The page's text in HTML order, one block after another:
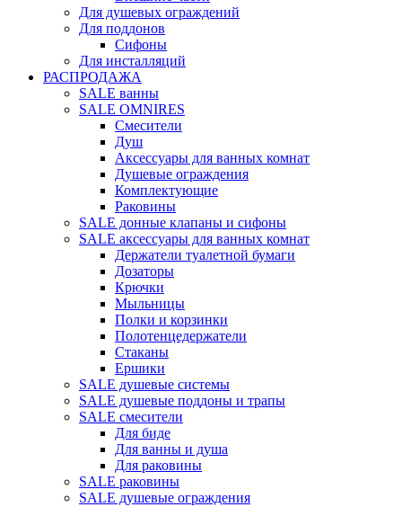
Для душевых ограждений
Для поддонов
Сифоны
Для инсталляций
РАСПРОДАЖА
SALE ванны
SALE OMNIRES
Смесители
Душ
Аксессуары для ванных комнат
Душевые ограждения
Комплектующие
Раковины
SALE донные клапаны и сифоны
SALE аксессуары для ванных комнат
Держатели туалетной бумаги
Дозаторы
Крючки
Мыльницы
Полки и корзинки
Полотенцедержатели
Стаканы
Ершики
SALE душевые системы
SALE душевые поддоны и трапы
SALE смесители
Для биде
Для ванны и душа
Для раковины
SALE раковины
SALE душевые ограждения